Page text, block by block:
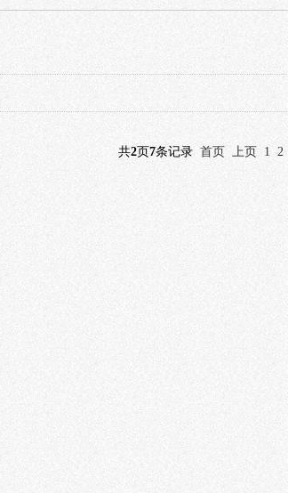
共2页7条记录 首页 上页 1 2